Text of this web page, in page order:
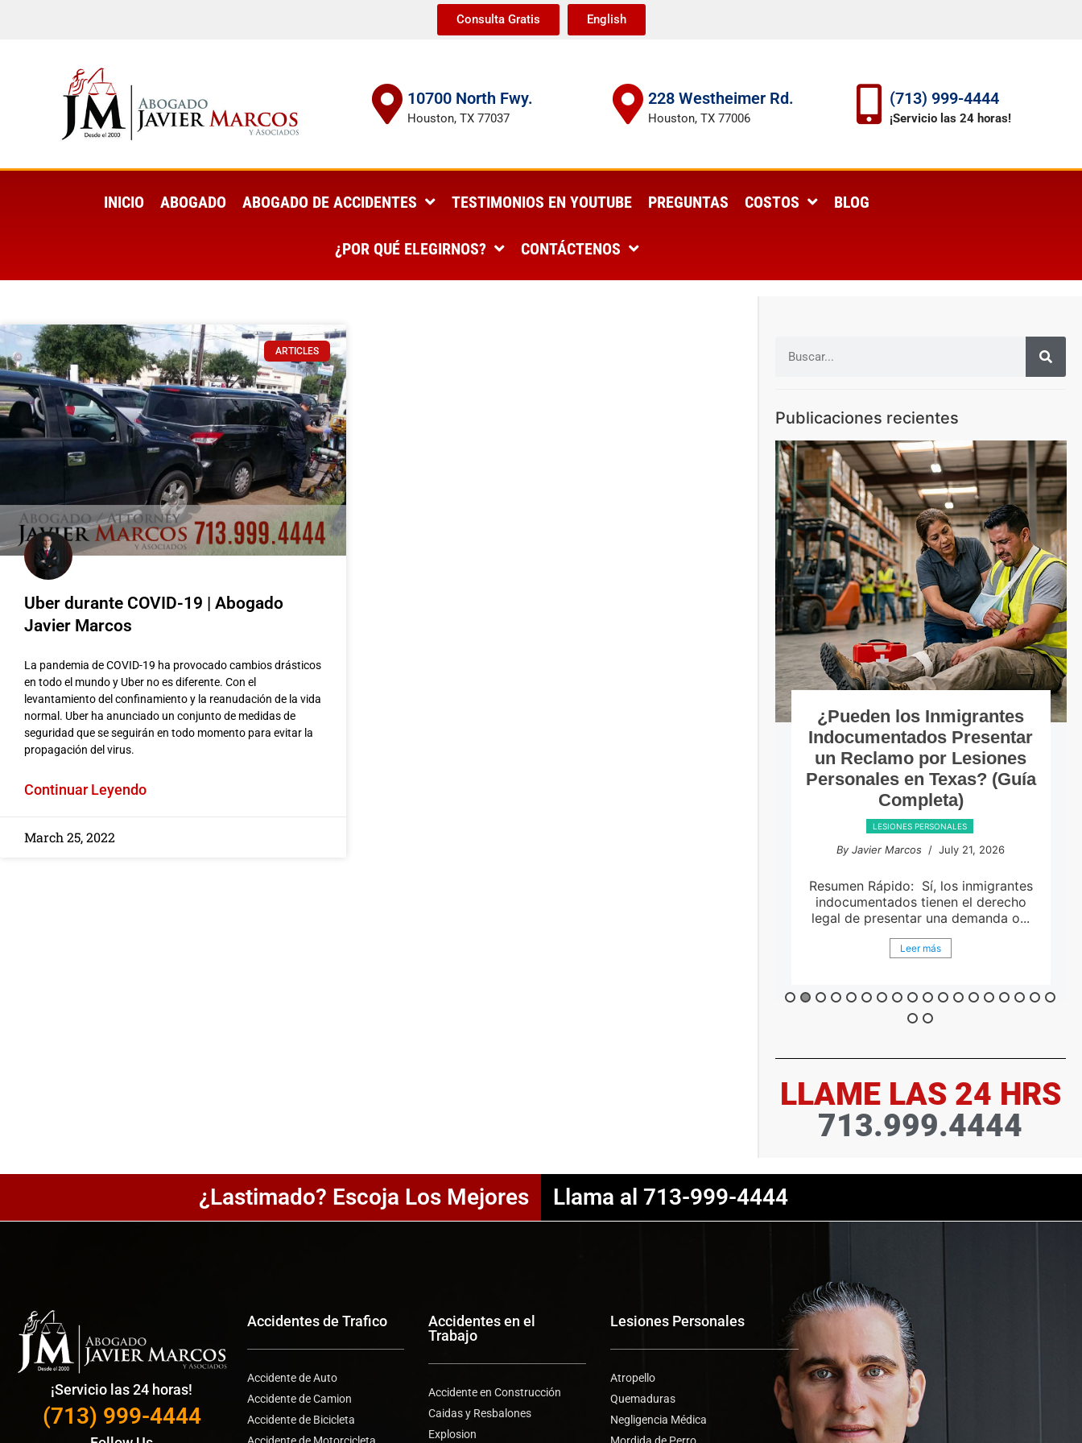
Consulta Gratis English
10700 North Fwy.
Houston, TX 77037
228 Westheimer Rd.
Houston, TX 77006
(713) 999-4444
¡Servicio las 24 horas!
INICIO ABOGADO ABOGADO DE ACCIDENTES TESTIMONIOS EN YOUTUBE PREGUNTAS COSTOS BLOG
¿POR QUÉ ELEGIRNOS? CONTÁCTENOS
ARTICLES
Uber durante COVID-19 | Abogado
Javier Marcos
La pandemia de COVID-19 ha provocado cambios drásticos
en todo el mundo y Uber no es diferente. Con el
levantamiento del confinamiento y la reanudación de la vida
normal. Uber ha anunciado un conjunto de medidas de
seguridad que se seguirán en todo momento para evitar la
propagación del virus.
Continuar Leyendo
March 25, 2022
Publicaciones recientes
La Actualización de la
FMCSA 2026: Cómo la
¿Pueden los Inmigrantes
Indocumentados Presentar
un Reclamo por Lesiones
Personales en Texas? (Guía
Completa)
LESIONES PERSONALES
By Javier Marcos / July 21, 2026
Resumen Rápido: Sí, los inmigrantes
indocumentados tienen el derecho
legal de presentar una demanda o...
Leer más
LLAME LAS 24 HRS
713.999.4444
¿Lastimado? Escoja Los Mejores Llama al 713-999-4444
¡Servicio las 24 horas!
(713) 999-4444
Accidentes de Trafico
Accidente de Auto
Accidente de Camion
Accidente de Bicicleta
Accidentes en el
Trabajo
Accidente en Construcción
Caidas y Resbalones
Explosion
Lesiones Personales
Atropello
Quemaduras
Negligencia Médica